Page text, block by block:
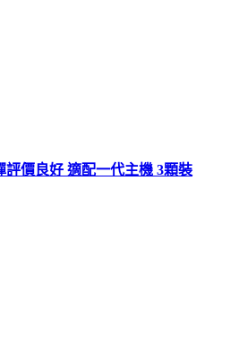
評價良好 適配一代主機 3顆裝